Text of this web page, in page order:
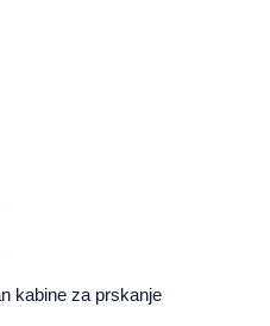
kabine za prskanje